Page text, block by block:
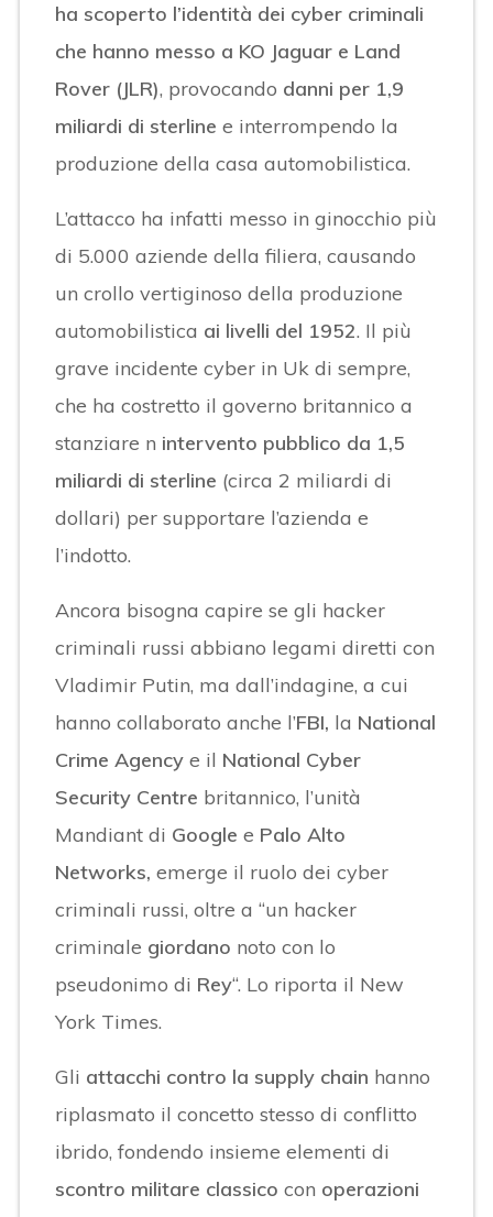
ha scoperto l’identità dei cyber criminali
che hanno messo a KO Jaguar e Land
Rover (JLR), provocando danni per 1,9
miliardi di sterline e interrompendo la
produzione della casa automobilistica.
L’attacco ha infatti messo in ginocchio più
di 5.000 aziende della filiera, causando
un crollo vertiginoso della produzione
automobilistica ai livelli del 1952. Il più
grave incidente cyber in Uk di sempre,
che ha costretto il governo britannico a
stanziare n intervento pubblico da 1,5
miliardi di sterline (circa 2 miliardi di
dollari) per supportare l’azienda e
l’indotto.
Ancora bisogna capire se gli hacker
criminali russi abbiano legami diretti con
Vladimir Putin, ma dall’indagine, a cui
hanno collaborato anche l’FBI, la National
Crime Agency e il National Cyber
Security Centre britannico, l’unità
Mandiant di Google e Palo Alto
Networks, emerge il ruolo dei cyber
criminali russi, oltre a “un hacker
criminale giordano noto con lo
pseudonimo di Rey“. Lo riporta il New
York Times.
Gli attacchi contro la supply chain hanno
riplasmato il concetto stesso di conflitto
ibrido, fondendo insieme elementi di
scontro militare classico con operazioni